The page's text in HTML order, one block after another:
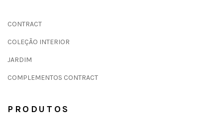
CONTRACT
COLEÇÃO INTERIOR
JARDIM
COMPLEMENTOS CONTRACT
PRODUTOS